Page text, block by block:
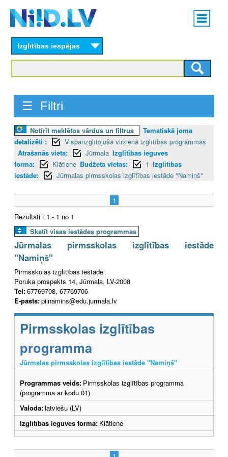
content
Main
menu
Izglītības iespējas
☰ Filtri
Notīrīt meklētos vārdus un filtrus
Tematiskā joma
detalizēti :
Vispārizglītojoša virziena izglītības programmas
Atrašanās vieta:
Jūrmala Izglītības ieguves
forma:
Klātiene Budžeta vietas: 1 Izglītības
iestāde:
Jūrmalas pirmsskolas izglītības iestāde "Namiņš"
1
Rezultāti : 1 - 1 no 1
Skatīt visas iestādes programmas
Jūrmalas pirmsskolas izglītības iestāde
"Namiņš"
Pirmsskolas izglītības iestāde
Poruka prospekts 14, Jūrmala, LV-2008
Tel:67769708, 67769706
E-pasts:piinamins@edu.jurmala.lv
Pirmsskolas izglītības
programma
Jūrmalas pirmsskolas izglītības iestāde "Namiņš"
Programmas veids: Pirmsskolas izglītības programma
(programma ar kodu 01)
Valoda:latviešu (LV)
Izglītības ieguves forma: Klātiene